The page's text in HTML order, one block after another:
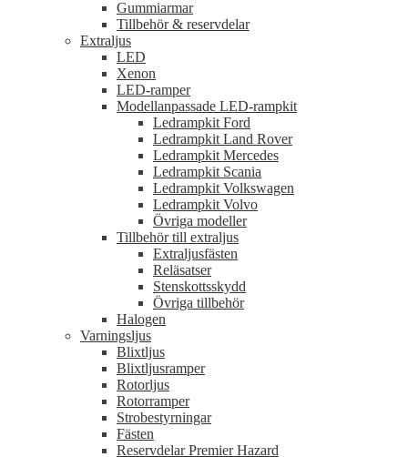
Gummiarmar
Tillbehör & reservdelar
Extraljus
LED
Xenon
LED-ramper
Modellanpassade LED-rampkit
Ledrampkit Ford
Ledrampkit Land Rover
Ledrampkit Mercedes
Ledrampkit Scania
Ledrampkit Volkswagen
Ledrampkit Volvo
Övriga modeller
Tillbehör till extraljus
Extraljusfästen
Reläsatser
Stenskottsskydd
Övriga tillbehör
Halogen
Varningsljus
Blixtljus
Blixtljusramper
Rotorljus
Rotorramper
Strobestyrningar
Fästen
Reservdelar Premier Hazard